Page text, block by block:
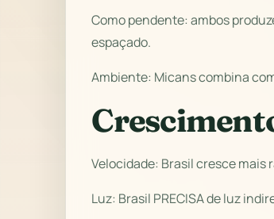
Como pendente: ambos
espaçado.
Ambiente: Micans combina
Velocidade: Brasil cresce mais
Luz: Brasil PRECISA de luz